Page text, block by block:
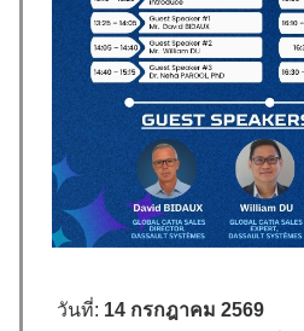
วันที่: 14 กรกฎาคม 2569